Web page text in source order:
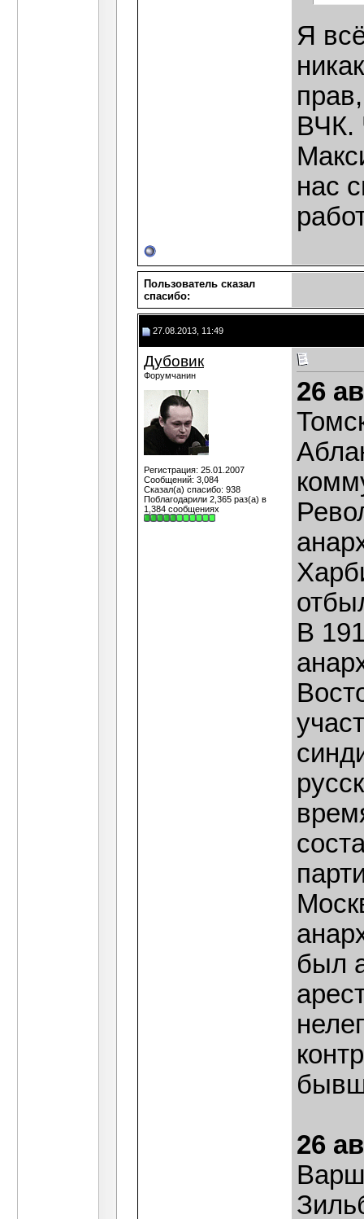
Я
ВЧК.
нас
Пользователь сказал
cпасибо:
27.08.2013, 11:49
Дубовик
Форумчанин
Регистрация: 25.01.2007
Сообщений: 3,084
Сказал(а) спасибо: 938
Поблагодарили 2,365 раз(а) в
1,384 сообщениях
26
В
был
26